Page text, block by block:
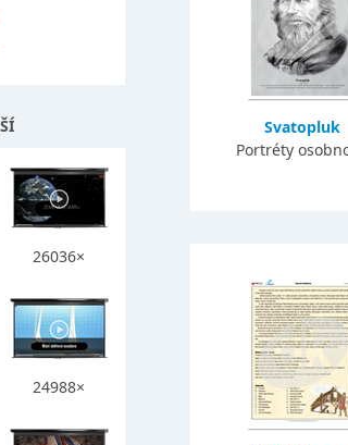
Svatopluk
Portréty
26036×
24988×